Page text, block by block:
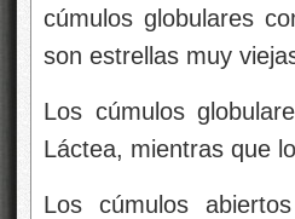
cúmulos globulares
son estrellas muy
Los cúmulos
Láctea, mientras que
Los cúmulos